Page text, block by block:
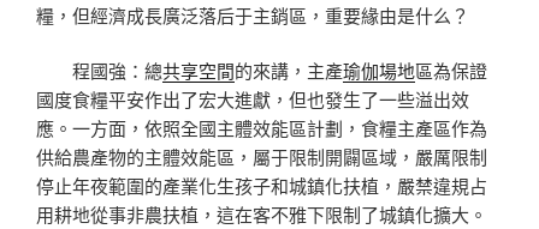
糧，但經濟成長廣泛落后于主銷區，重要緣由是什么？
程國強：總共享空間的來講，主產瑜伽場地區為保證
國度食糧平安作出了宏大進獻，但也發生了一些溢出效
應。一方面，依照全國主體效能區計劃，食糧主產區作為
供給農產物的主體效能區，屬于限制開闢區域，嚴厲限制
停止年夜範圍的產業化生孩子和城鎮化扶植，嚴禁違規占
用耕地從事非農扶植，這在客不雅下限制了城鎮化擴大。